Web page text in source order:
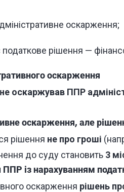
оскарження;
податкове рішення —
оскарження
не оскаржував ППР
оскарження, але
рішення не про гроші
до суду становить 3
із нарахуванням
оскарження рішень